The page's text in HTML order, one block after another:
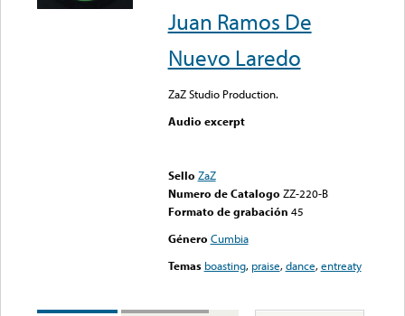
Juan Ramos De
Nuevo Laredo
ZaZ Studio Production.
Audio excerpt
Sello ZaZ
Numero de Catalogo ZZ-220-B
Formato de grabación 45
Género Cumbia
Temas boasting, praise,dance,entreaty